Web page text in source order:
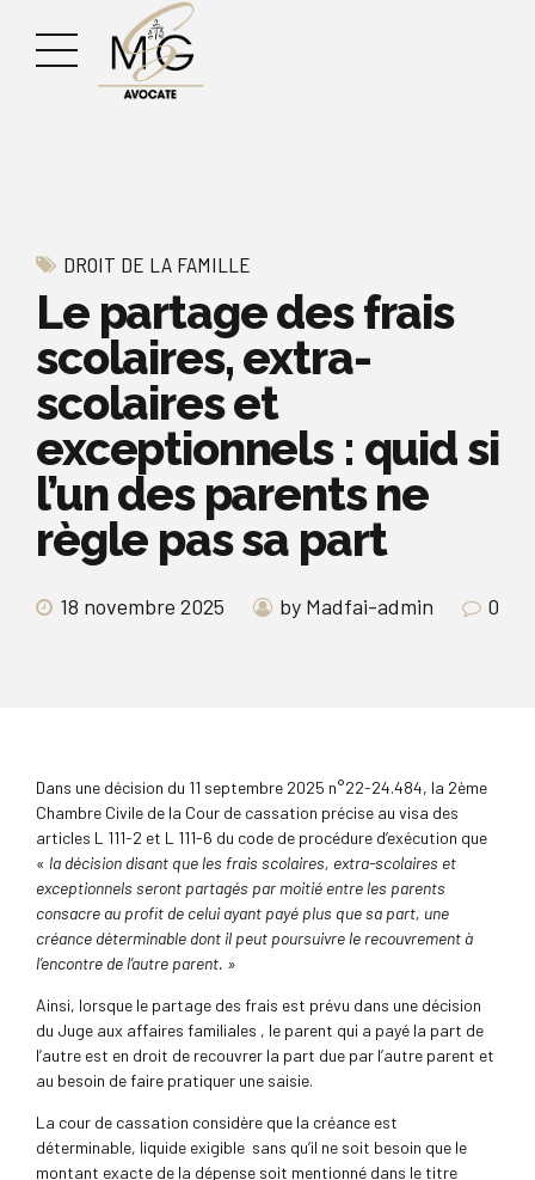
DROIT DE LA FAMILLE
Le partage des frais
scolaires, extra-
scolaires et
exceptionnels : quid si
l’un des parents ne
règle pas sa part
18 novembre 2025 by Madfai-admin 0
Dans une décision du 11 septembre 2025 n°22-24.484, la 2ème
Chambre Civile de la Cour de cassation précise au visa des
articles L 111-2 et L 111-6 du code de procédure d’exécution que
« la décision disant que les frais scolaires, extra-scolaires et
exceptionnels seront partagés par moitié entre les parents
consacre au profit de celui ayant payé plus que sa part, une
créance déterminable dont il peut poursuivre le recouvrement à
l’encontre de l’autre parent. »
Ainsi, lorsque le partage des frais est prévu dans une décision
du Juge aux affaires familiales , le parent qui a payé la part de
l’autre est en droit de recouvrer la part due par l’autre parent et
au besoin de faire pratiquer une saisie.
La cour de cassation considère que la créance est
déterminable, liquide exigible sans qu’il ne soit besoin que le
montant exacte de la dépense soit mentionné dans le titre